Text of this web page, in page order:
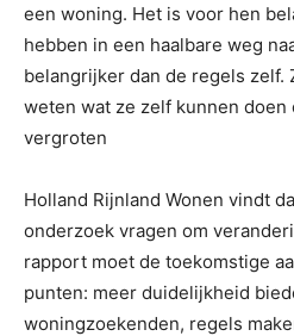
een woning. Het is voor hen
hebben in een haalbare weg
belangrijker dan de regels zelf.
weten wat ze zelf kunnen doen
vergroten
Holland Rijnland Wonen vindt
onderzoek vragen om
rapport moet de toekomstige
punten: meer duidelijkheid
woningzoekenden, regels